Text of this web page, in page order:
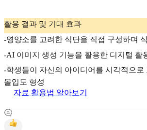
활용 결과 및 기대 효과
-영양소를 고려한 식단을 직접 구성하며
-AI 이미지 생성 기능을 활용한 디지털 활
-학생들이 자신의 아이디어를 시각적으로
몰입도 형성
자료 활용법 알아보기